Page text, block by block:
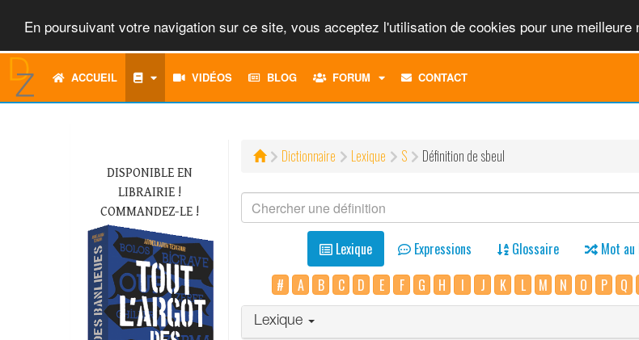
En poursuivant votre navigation sur ce site, vous acceptez l'utilisation de cookies pour une meilleure
ACCUEIL VIDÉOS BLOG FORUM
TOGGLECONTACT
DISPONIBLE EN
LIBRAIRIE !
COMMANDEZ-LE !
Dictionnaire Lexique S Définition de sbeul
Lexique Expressions Glossaire Mot
#
A B C D E F G H I J K L M N O P Q
Lexique